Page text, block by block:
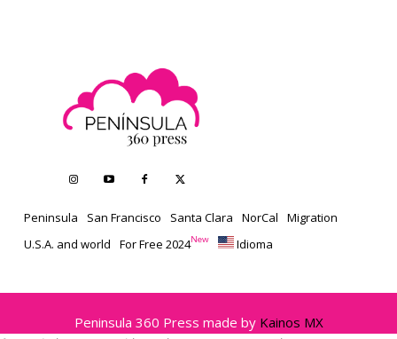
Peninsula San Francisco Santa Clara NorCal
Migration
U.S.A. and world
For Free 2024New Idioma
Peninsula 360 Press made by Kainos MX